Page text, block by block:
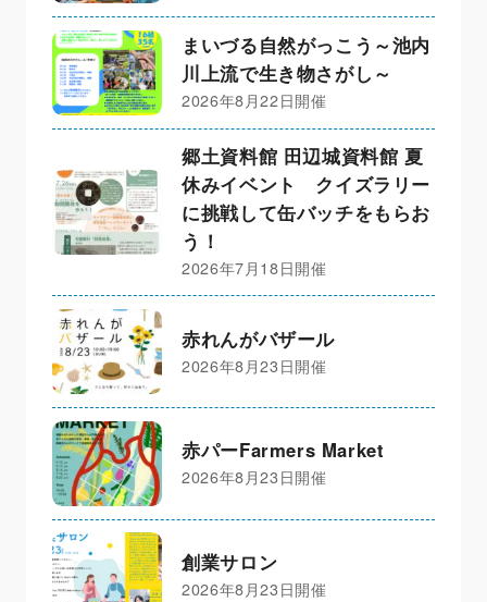
まいづる自然がっこう～池内
川上流で生き物さがし～
2026年8月22日開催
郷土資料館 田辺城資料館 夏
休みイベント クイズラリー
に挑戦して缶バッチをもらお
う！
2026年7月18日開催
赤れんがバザール
2026年8月23日開催
赤パーFarmers Market
2026年8月23日開催
創業サロン
2026年8月23日開催